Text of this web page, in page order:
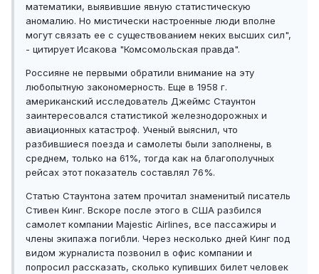
математики, выявившие явную статистическую
аномалию. Но мистически настроенные люди вполне
могут связать ее с существованием неких высших сил",
- цитирует Исакова "Комсомольская правда".
Россияне не первыми обратили внимание на эту
любопытную закономерность. Еще в 1958 г.
американский исследователь Джеймс Стаунтон
заинтересовался статистикой железнодорожных и
авиационных катастроф. Ученый выяснил, что
разбившиеся поезда и самолеты были заполнены, в
среднем, только на 61%, тогда как на благополучных
рейсах этот показатель составлял 76%.
Статью Стаунтона затем прочитал знаменитый писатель
Стивен Кинг. Вскоре после этого в США разбился
самолет компании Majestic Airlines, все пассажиры и
члены экипажа погибли. Через несколько дней Кинг под
видом журналиста позвонил в офис компании и
попросил рассказать, сколько купивших билет человек